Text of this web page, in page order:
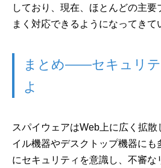
しており、現在、ほとんどの主要
まく対応できるようになってきて
まとめ――セキュリテ
よ
スパイウェアはWeb上に広く拡
イル機器やデスクトップ機器にも
にセキュリティを意識し、不審な